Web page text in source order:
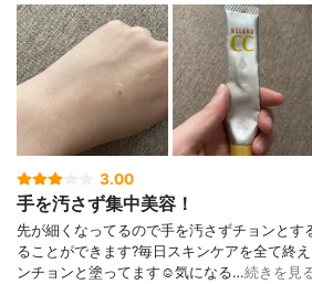
3.00
手を汚さず集中美容！
先が細くなってるので手を汚さずチョンとす
ることができます?毎日スキンケアを全て終
ンチョンと塗ってます☺️気になる…続きを見